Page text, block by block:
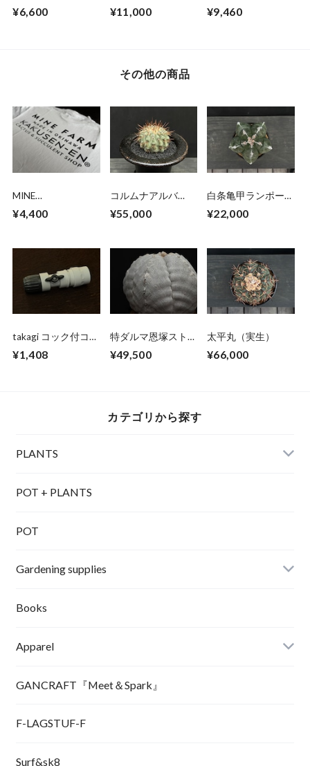
キ鋏 (short)
¥6,600 ¥11,000
165 (1丁)
¥9,460
その他の商品
MINE
EN” SS T-SHIRT
¥4,400
コルムナアルバ
¥55,000
白条亀甲ランポー玉
¥22,000
takagi コック付コネ
グレー)
¥1,408
特ダルマ恩塚ストロ
¥49,500
太平丸（実生）
¥66,000
カテゴリから探す
PLANTS
POT + PLANTS
POT
Gardening supplies
Books
Apparel
GANCRAFT『Meet＆Spark』
F-LAGSTUF-F
Surf&sk8